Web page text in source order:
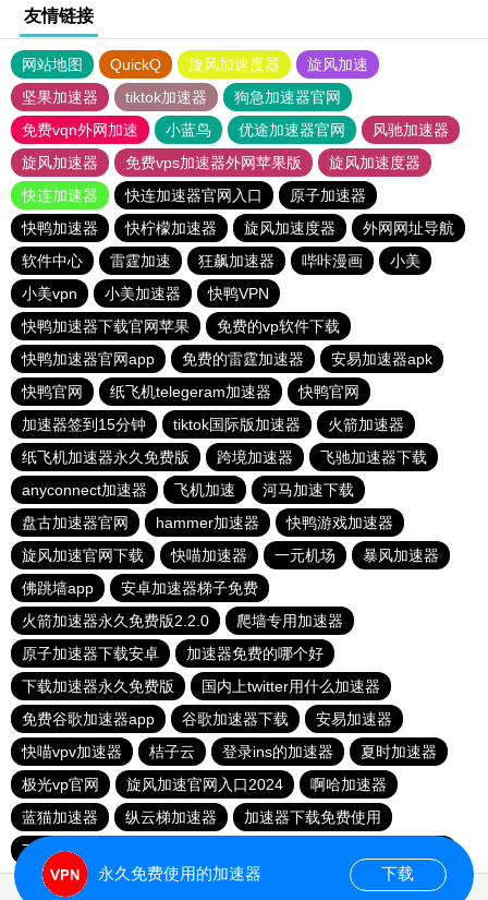
友情链接
网站地图 QuickQ 旋风加速度器
旋风加速
坚果加速器
tiktok加速器
狗急加速器官网
免费vqn外网加速
小蓝鸟 优途加速器官网
风驰加速器
旋风加速器
免费vps加速器外网苹果版
旋风加速度器
快连加速器
快连加速器官网入口
原子加速器
快鸭加速器
快柠檬加速器 旋风加速度器
外网网址导航
软件中心
雷霆加速 狂飙加速器 哔咔漫画
小美
小美vpn
小美加速器
快鸭VPN
快鸭加速器下载官网苹果
免费的vp软件下载
快鸭加速器官网app
免费的雷霆加速器
安易加速器apk
快鸭官网
纸飞机telegeram加速器
快鸭官网
加速器签到15分钟
tiktok国际版加速器
火箭加速器
纸飞机加速器永久免费版
跨境加速器
飞驰加速器下载
anyconnect加速器
飞机加速
河马加速下载
盘古加速器官网
hammer加速器
快鸭游戏加速器
旋风加速官网下载
快喵加速器 一元机场
暴风加速器
佛跳墙app
安卓加速器梯子免费
火箭加速器永久免费版2.2.0
爬墙专用加速器
原子加速器下载安卓
加速器免费的哪个好
下载加速器永久免费版
国内上twitter用什么加速器
免费谷歌加速器app
谷歌加速器下载
安易加速器
快喵vpv加速器
桔子云 登录ins的加速器
夏时加速器
极光vp官网
旋风加速官网入口2024
啊哈加速器
蓝猫加速器
纵云梯加速器
加速器下载免费使用
78加速器
永久免费使用的加速器 下载